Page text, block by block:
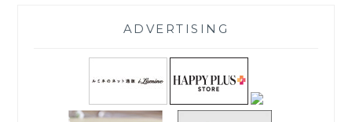
ADVERTISING